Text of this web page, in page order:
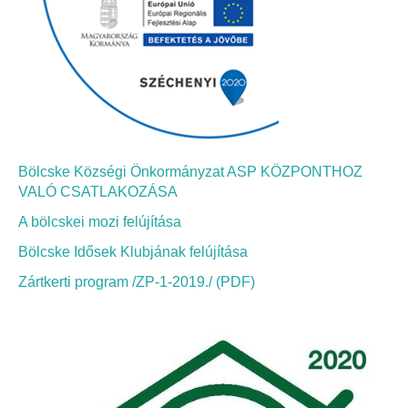
Bölcskei Néptánc Egyesület
Bölcskei Polgárőrség
Bölcskei Klímakör
HIVATAL
Szervezeti felépítés
Dokumentumok
Bölcske Községi Önkormányzat ASP KÖZPONTHOZ
VALÓ CSATLAKOZÁSA
A bölcskei mozi felújítása
Bölcske Idősek Klubjának felújítása
Zártkerti program /ZP-1-2019./ (PDF)